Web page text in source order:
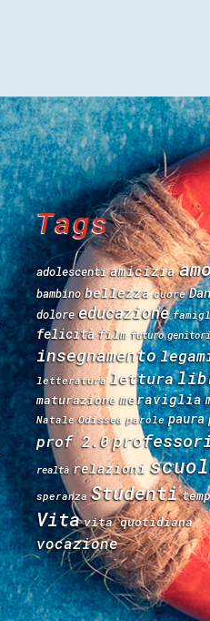
Tags
adolescenti amicizia
bambino bellezza cuore
dolore educazione
felicità film futuro genitori
insegnamento
letteratura lettura
maturazione meraviglia
Natale Odissea parole paura
prof 2.0
realtà relazioni
speranza Studenti
Vita vita quotidiana
vocazione